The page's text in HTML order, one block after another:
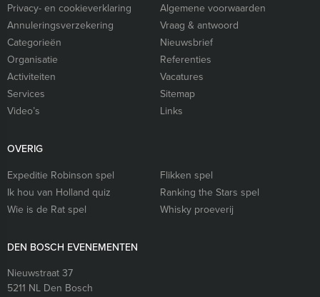
Privacy- en cookieverklaring
Algemene voorwaarden
Annuleringsverzekering
Vraag & antwoord
Categorieën
Nieuwsbrief
Organisatie
Referenties
Activiteiten
Vacatures
Services
Sitemap
Video’s
Links
OVERIG
Expeditie Robinson spel
Flikken spel
Ik hou van Holland quiz
Ranking the Stars spel
Wie is de Rat spel
Whisky proeverij
DEN BOSCH EVENEMENTEN
Nieuwstraat 37
5211 NL Den Bosch